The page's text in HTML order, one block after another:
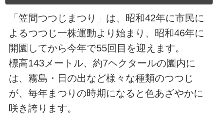
「笠間つつじまつり」は、昭和42年に市民に
よるつつじ一株運動より始まり、昭和46年に
開園してから今年で55回目を迎えます。
標高143メートル、約7ヘクタールの園内に
は、霧島・日の出など様々な種類のつつじ
が、毎年まつりの時期になると色あざやかに
咲き誇ります。